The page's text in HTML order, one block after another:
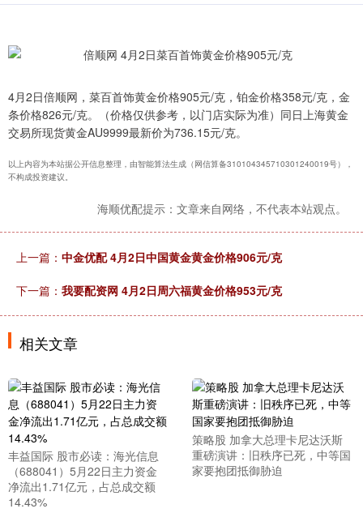
4月2日倍顺网，菜百首饰黄金价格905元/克，铂金价格358元/克，金
条价格826元/克。（价格仅供参考，以门店实际为准）同日上海黄金
交易所现货黄金AU9999最新价为736.15元/克。
以上内容为本站据公开信息整理，由智能算法生成（网信算备310104345710301240019号），
不构成投资建议。
海顺优配提示：文章来自网络，不代表本站观点。
上一篇： 中金优配 4月2日中国黄金黄金价格906元/克
下一篇： 我要配资网 4月2日周六福黄金价格953元/克
相关文章
丰益国际 股市必读：海光信息
（688041）5月22日主力资金
净流出1.71亿元，占总成交额
14.43%
策略股 加拿大总理卡尼达沃斯
重磅演讲：旧秩序已死，中等国
家要抱团抵御胁迫